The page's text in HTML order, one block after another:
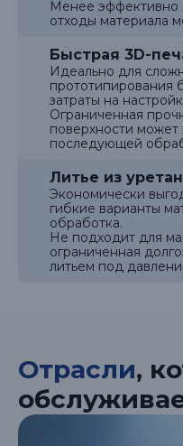
Менее эффективно
отходы материала
Быстрая 3D-
Идеально для
прототипирования
затраты на
Ограниченная
поверхности может
последующей
Литье из
Экономически
гибкие варианты
обработка.
Не подходит для
ограниченная
литьем под
Отрасли,